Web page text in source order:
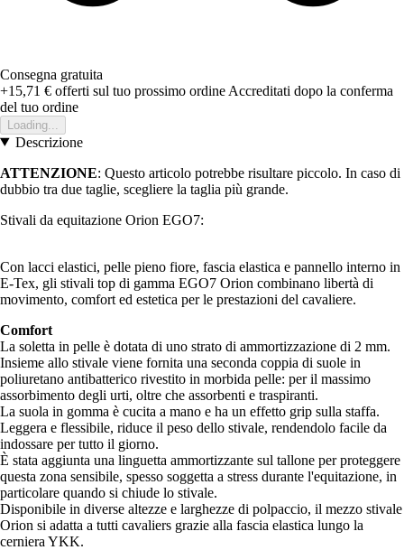
Consegna gratuita
+15,71 € offerti sul tuo prossimo ordine Accreditati dopo la conferma
del tuo ordine
Loading...
Descrizione
ATTENZIONE: Questo articolo potrebbe risultare piccolo. In caso di
dubbio tra due taglie, scegliere la taglia più grande.
Stivali da equitazione Orion EGO7:
Con lacci elastici, pelle pieno fiore, fascia elastica e pannello interno in
E-Tex, gli stivali top di gamma EGO7 Orion combinano libertà di
movimento, comfort ed estetica per le prestazioni del cavaliere.
Comfort
La soletta in pelle è dotata di uno strato di ammortizzazione di 2 mm.
Insieme allo stivale viene fornita una seconda coppia di suole in
poliuretano antibatterico rivestito in morbida pelle: per il massimo
assorbimento degli urti, oltre che assorbenti e traspiranti.
La suola in gomma è cucita a mano e ha un effetto grip sulla staffa.
Leggera e flessibile, riduce il peso dello stivale, rendendolo facile da
indossare per tutto il giorno.
È stata aggiunta una linguetta ammortizzante sul tallone per proteggere
questa zona sensibile, spesso soggetta a stress durante l'equitazione, in
particolare quando si chiude lo stivale.
Disponibile in diverse altezze e larghezze di polpaccio, il mezzo stivale
Orion si adatta a tutti cavaliers grazie alla fascia elastica lungo la
cerniera YKK.